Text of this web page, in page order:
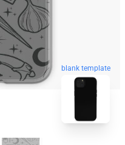
blank template